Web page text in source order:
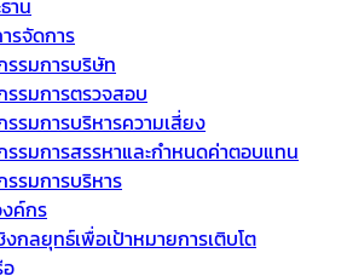
าน
รจัดการ
รมการบริษัท
รมการตรวจสอบ
รมการบริหารความเสี่ยง
รมการสรรหาและกำหนดค่าตอบแทน
รมการบริหาร
ค์กร
กลยุทธ์เพื่อเป้าหมายการเติบโต